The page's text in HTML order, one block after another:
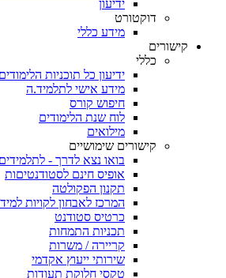
ידיעון
דוקטורט
מידע כללי
קישורים
כללי
ידיעון כל תוכניות
מידע אישי לתלמיד.ה
חיפוש קורס
לוח שנת הלימודים
מילואים
קישורים שימושיים
בואו נצא לדרך -
אופיס חינם לסטודנטיםות
תקנון הפקולטה
המרכז לאבחון לקויות
כרטיס סטודנט
תכניות התמחות
קריירה / משרות
שירותי ייעוץ אקדמי
טקסי חלוקת תעודות